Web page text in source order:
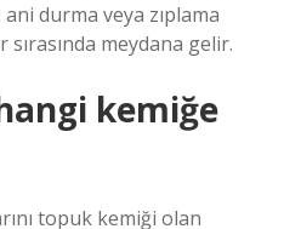
durma veya zıplama
meydana gelir.
kemiğe
topuk kemiği olan